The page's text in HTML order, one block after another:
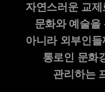
자연스러운 교
문화와 예술을
아니라 외부인
통로인 문화
관리하는